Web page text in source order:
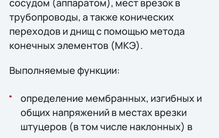
трубопроводы, а также конических
переходов и днищ с помощью метода
конечных элементов (МКЭ).
Выполняемые функции:
определение мембранных, изгибных и
общих напряжений в местах врезки
штуцеров (в том числе наклонных) в